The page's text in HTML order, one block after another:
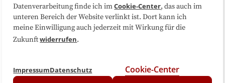
Datenverarbeitung finde ich imCookie-Center, das auch im
unteren Bereich der Website verlinkt ist. Dort kann ich
meine Einwilligung auch jederzeit mit Wirkung für die
Zukunftwiderrufen.
ImpressumDatenschutz Cookie-Center